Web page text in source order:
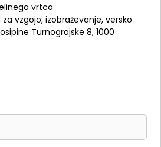
vrtca
vzgojo, izobraževanje, versko
Turnograjske 8, 1000